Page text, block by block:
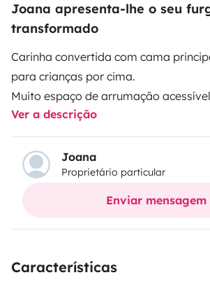
Joana apresenta-lhe o seu
transformado
Carinha convertida com cama
para crianças por cima.
Muito espaço de arrumação
Fogão e frigorífico a gás.
Cabine de Duche interior.
Bem isolada por dentro tornando
Fácil de dirigir.
Ótima para viagens descontraídas.
Ver a descrição
Joana
Proprietário particular
Enviar mensagem
Características